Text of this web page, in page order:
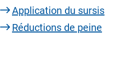
Application du sursis
Réductions de peine